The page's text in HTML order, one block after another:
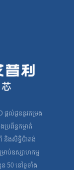
ផ្តល់ជូននូវតម្រង
ព័ន្ធកម្ចាត់
ងសិទ្ធិប៉ាតង់
ាប់ឧស្សាហកម្ម
50 នៅទូទាំង